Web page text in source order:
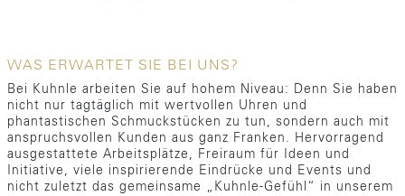
WAS ERWARTET SIE BEI UNS?
Bei Kuhnle arbeiten Sie auf hohem Niveau: Denn Sie haben
nicht nur tagtäglich mit wertvollen Uhren und
phantastischen Schmuckstücken zu tun, sondern auch mit
anspruchsvollen Kunden aus ganz Franken. Hervorragend
ausgestattete Arbeitsplätze, Freiraum für Ideen und
Initiative, viele inspirierende Eindrücke und Events und
nicht zuletzt das gemeinsame „Kuhnle-Gefühl“ in unserem